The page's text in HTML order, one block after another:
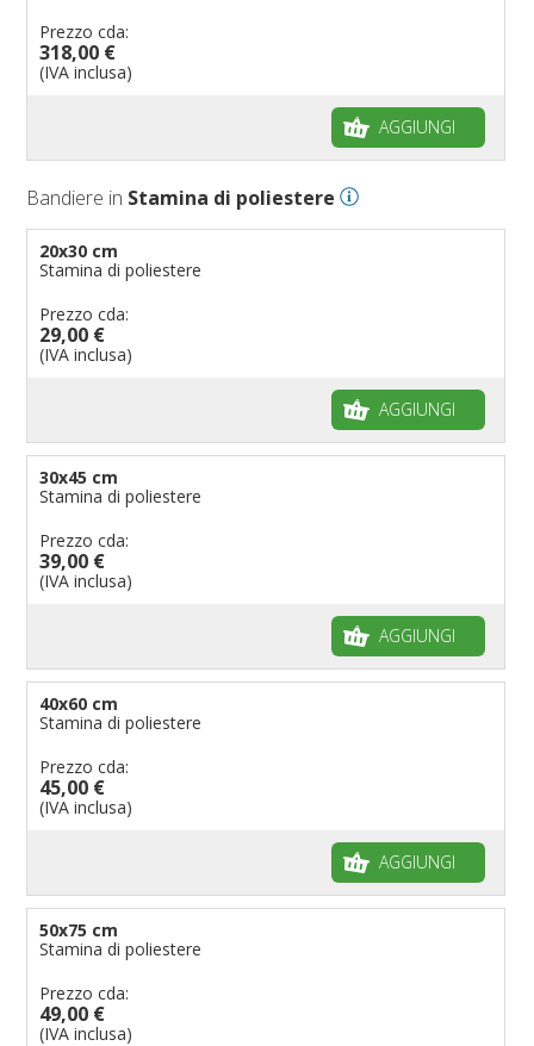
Prezzo cda:
318,00 €
(IVA inclusa)
AGGIUNGI
Bandiere in Stamina di poliestere
20x30 cm
Stamina di poliestere
Prezzo cda:
29,00 €
(IVA inclusa)
AGGIUNGI
30x45 cm
Stamina di poliestere
Prezzo cda:
39,00 €
(IVA inclusa)
AGGIUNGI
40x60 cm
Stamina di poliestere
Prezzo cda:
45,00 €
(IVA inclusa)
AGGIUNGI
50x75 cm
Stamina di poliestere
Prezzo cda:
49,00 €
(IVA inclusa)